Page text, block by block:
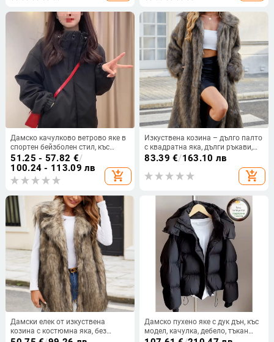
Дамско качулково ветрово яке в
спортен бейзболен стил, къс
модел, есенно-зимно 2025
51.25 - 57.82 €/
100.24 - 113.09 лв
add_shopping_cart
Изкуствена козина – дълго палто
с квадратна яка, дълги ръкави,
градски стил
83.39 €/163.10 лв
add_shopping_cart
Дамски елек от изкуствена
козина с костюмна яка, без
Дамско пухено яке с дук дън, къс
модел, качулка, дебело, тъкан